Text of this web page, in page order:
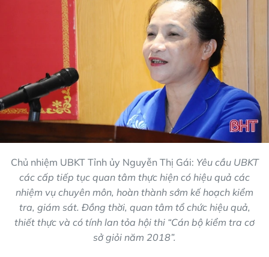
Chủ nhiệm UBKT Tỉnh ủy Nguyễn Thị Gái: Yêu cầu UBKT
các cấp tiếp tục quan tâm thực hiện có hiệu quả các
nhiệm vụ chuyên môn, hoàn thành sớm kế hoạch kiểm
tra, giám sát. Đồng thời, quan tâm tổ chức hiệu quả,
thiết thực và có tính lan tỏa hội thi “Cán bộ kiểm tra cơ
sở giỏi năm 2018”.